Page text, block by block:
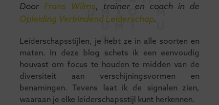
Door Frans Wilms, trainer en coach in de
Opleiding Verbindend Leiderschap.
Leiderschapsstijlen, je hebt ze in alle soorten en
maten. In deze blog schets ik een eenvoudig
houvast om focus te houden te midden van de
diversiteit aan verschijningsvormen en
benamingen. Tevens laat ik de signalen zien,
waaraan je elke leiderschapsstijl kunt herkennen.